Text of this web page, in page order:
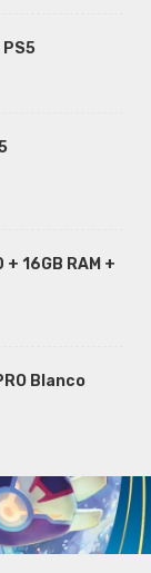
16GB RAM +
Blanco